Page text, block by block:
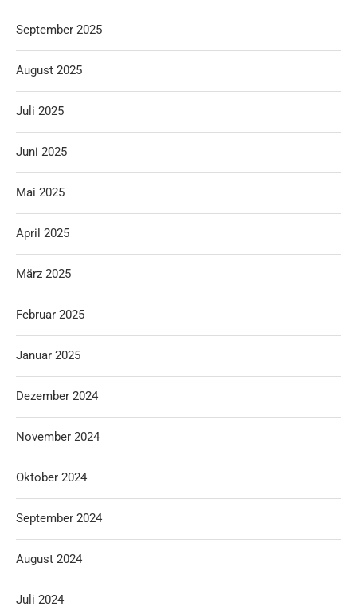
September 2025
August 2025
Juli 2025
Juni 2025
Mai 2025
April 2025
März 2025
Februar 2025
Januar 2025
Dezember 2024
November 2024
Oktober 2024
September 2024
August 2024
Juli 2024